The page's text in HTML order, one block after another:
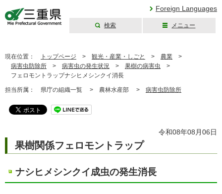
Foreign Languages
検索 メニュー
現在位置： トップページ > 観光・産業・しごと > 農業 >
病害虫防除所 > 病害虫の発生状況 > 果樹の病害虫 >
フェロモントラップナシヒメシンクイ消長
担当所属： 県庁の組織一覧 > 農林水産部 > 病害虫防除所
令和08年08月06日
果樹関係フェロモントラップ
ナシヒメシンクイ成虫の発生消長